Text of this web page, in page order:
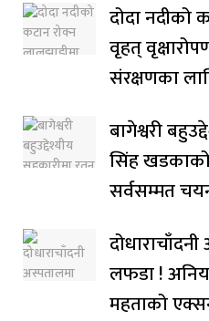
दोदा नदीको
वृहत्
संरक्षणका
बागेश्वरी
सिंह खडकाको
सर्वसम्मत
लफडा !
महताको